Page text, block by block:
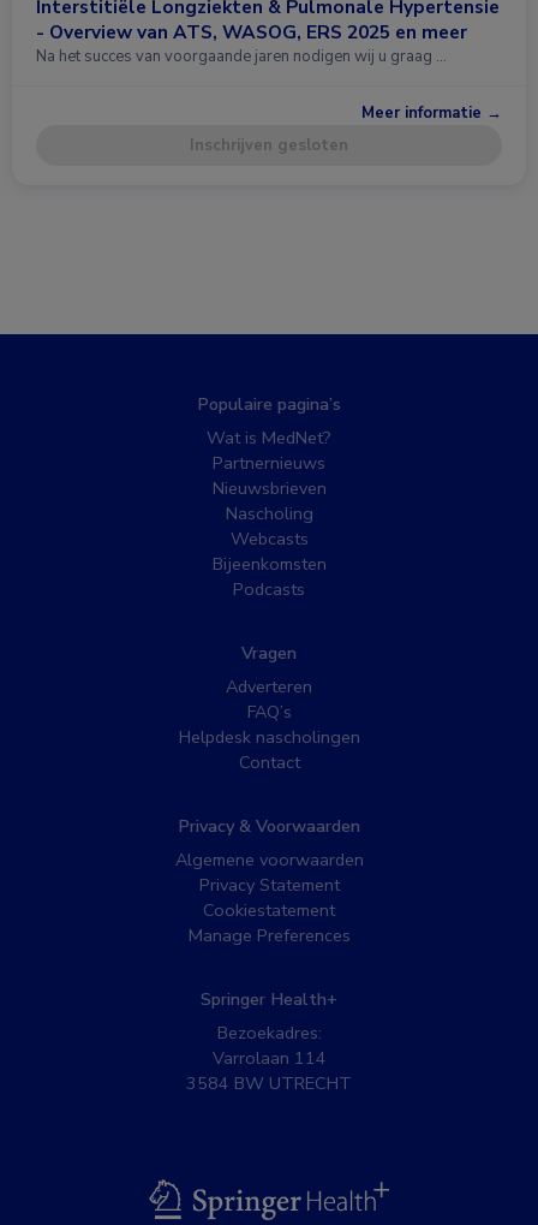
Interstitiële Longziekten & Pulmonale Hypertensie
- Overview van ATS, WASOG, ERS 2025 en meer
Na het succes van voorgaande jaren nodigen wij u graag …
Meer informatie →
Inschrijven gesloten
Populaire pagina’s
Wat is MedNet?
Partnernieuws
Nieuwsbrieven
Nascholing
Webcasts
Bijeenkomsten
Podcasts
Vragen
Adverteren
FAQ’s
Helpdesk nascholingen
Contact
Privacy & Voorwaarden
Algemene voorwaarden
Privacy Statement
Cookiestatement
Manage Preferences
Springer Health+
Bezoekadres:
Varrolaan 114
3584 BW UTRECHT
BSL